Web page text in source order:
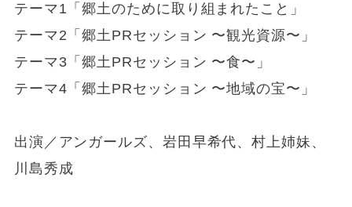
テーマ1「郷土のために取り組まれたこと」
テーマ2「郷土PRセッション 〜観光資源〜」
テーマ3「郷土PRセッション 〜食〜」
テーマ4「郷土PRセッション 〜地域の宝〜」
出演／アンガールズ、岩田早希代、村上姉妹、
川島秀成